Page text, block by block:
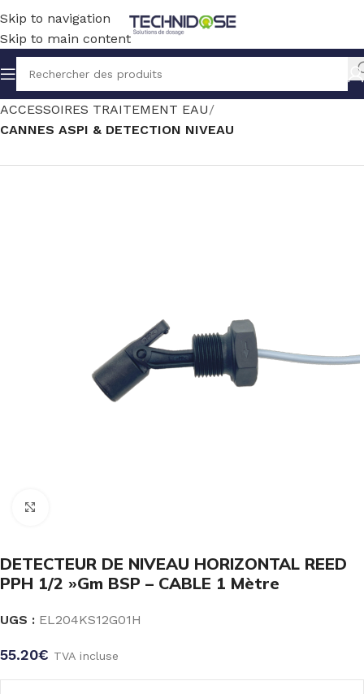
Skip to navigation
Skip to main content
Accueil TRAITEMENT EAU
ACCESSOIRES TRAITEMENT EAU
CANNES ASPI & DETECTION NIVEAU
DETECTEUR DE NIVEAU HORIZONTAL REED
PPH 1/2 »Gm BSP – CABLE 1 Mètre
UGS : EL204KS12G01H
55.20€ TVA incluse